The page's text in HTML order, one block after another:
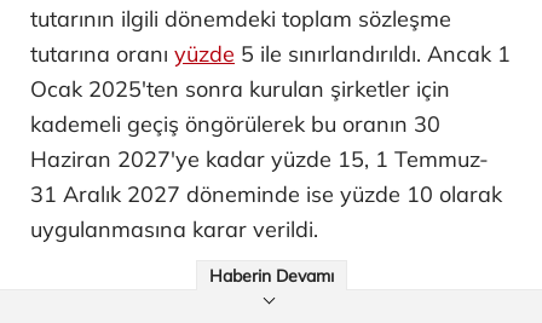
tutarının ilgili dönemdeki toplam sözleşme
tutarına oranı yüzde 5 ile sınırlandırıldı. Ancak 1
Ocak 2025'ten sonra kurulan şirketler için
kademeli geçiş öngörülerek bu oranın 30
Haziran 2027'ye kadar yüzde 15, 1 Temmuz-
31 Aralık 2027 döneminde ise yüzde 10 olarak
uygulanmasına karar verildi.
Haberin Devamı